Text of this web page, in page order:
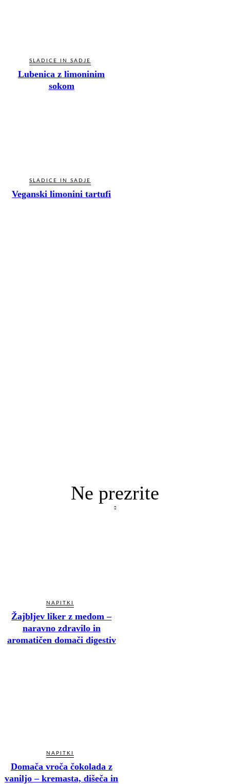
SLADICE IN SADJE
Lubenica z limoninim
sokom
SLADICE IN SADJE
Veganski limonini tartufi
Ne prezrite
NAPITKI
Žajbljev liker z medom –
naravno zdravilo in
aromatičen domači digestiv
NAPITKI
Domača vroča čokolada z
vaniljo – kremasta, dišeča in